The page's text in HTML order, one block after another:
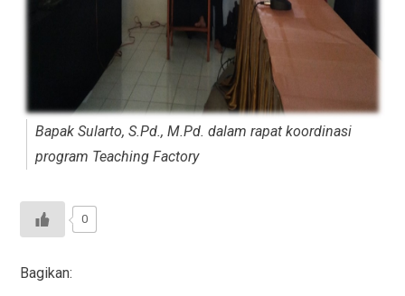
Bapak Sularto, S.Pd., M.Pd. dalam rapat koordinasi
program Teaching Factory
0
Bagikan: